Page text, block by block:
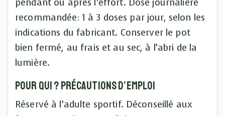
recommandée: 1 à 3 doses par jour, selon les
indications du fabricant. Conserver le pot
bien fermé, au frais et au sec, à l’abri de la
lumière.
Pour qui ? Précautions d’emploi
Réservé à l’adulte sportif. Déconseillé aux